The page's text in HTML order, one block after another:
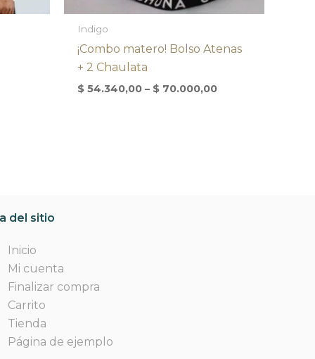
Indigo
¡Combo matero! Bolso Atenas
+ 2 Chaulata
$ 54.340,00 – $ 70.000,00
del sitio
Inicio
Mi cuenta
Finalizar compra
Carrito
Tienda
Página de ejemplo